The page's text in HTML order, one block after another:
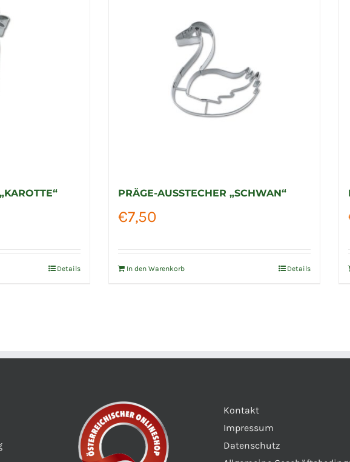
Details
PRÄGE-AUSSTECHER „SCHWAN“
€7,50
In den Warenkorb Details
Kontakt
Impressum
Datenschutz